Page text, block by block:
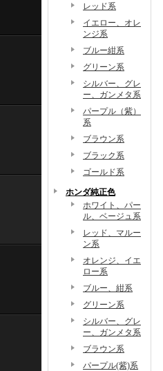
レッド系
イエロー、オレ
ンジ系
ブルー紺系
グリーン系
シルバー、グレ
ー、ガンメタ系
パープル（紫）
系
ブラウン系
ブラック系
ゴールド系
ホンダ純正色
ホワイト、パー
ル、ベージュ系
レッド、マルー
ン系
オレンジ、イエ
ロー系
ブルー、紺系
グリーン系
シルバー、グレ
ー、ガンメタ系
ブラウン系
パープル(紫)系